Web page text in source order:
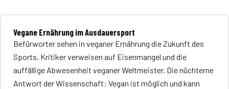
Vegane Ernährung im Ausdauersport
Befürworter sehen in veganer Ernährung die Zukunft des
Sports, Kritiker verweisen auf Eisenmangel und die
auffällige Abwesenheit veganer Weltmeister. Die nüchterne
Antwort der Wissenschaft: Vegan ist möglich und kann